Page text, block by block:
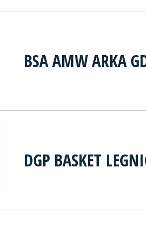
BSA AMW ARKA
DGP BASKET